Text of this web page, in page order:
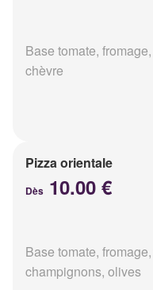
Base tomate,
chèvre
Pizza orientale
Dès 10.00 €
Base tomate,
champignons, olives